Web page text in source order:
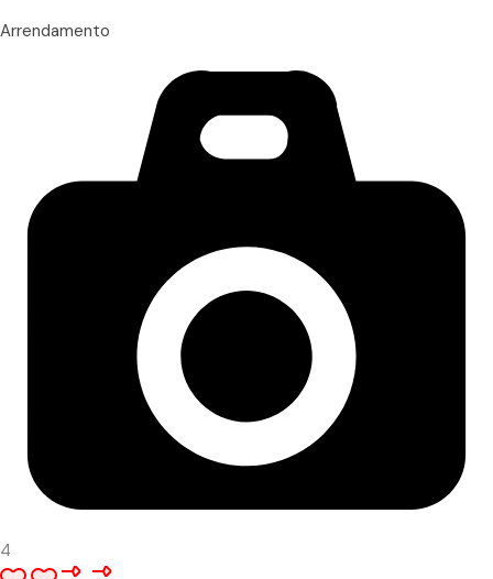
Arrendamento
4